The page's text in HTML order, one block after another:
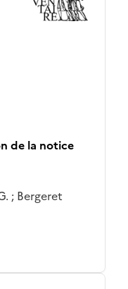
de la notice
; Bergeret